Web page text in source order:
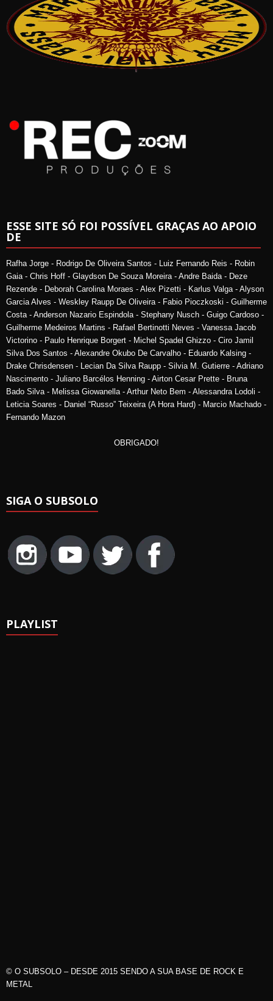
ESSE SITE SÓ FOI POSSÍVEL GRAÇAS AO APOIO
DE
Rafha Jorge - Rodrigo De Oliveira Santos - Luiz Fernando Reis - Robin
Gaia - Chris Hoff - Glaydson De Souza Moreira - Andre Baida - Deze
Rezende - Deborah Carolina Moraes - Alex Pizetti - Karlus Valga - Alyson
Garcia Alves - Weskley Raupp De Oliveira - Fabio Pioczkoski - Guilherme
Costa - Anderson Nazario Espindola - Stephany Nusch - Guigo Cardoso -
Guilherme Medeiros Martins - Rafael Bertinotti Neves - Vanessa Jacob
Victorino - Paulo Henrique Borgert - Michel Spadel Ghizzo - Ciro Jamil
Silva Dos Santos - Alexandre Okubo De Carvalho - Eduardo Kalsing -
Drake Chrisdensen - Lecian Da Silva Raupp - Silvia M. Gutierre - Adriano
Nascimento - Juliano Barcélos Henning - Airton Cesar Prette - Bruna
Bado Silva - Melissa Giowanella - Arthur Neto Bem - Alessandra Lodoli -
Leticia Soares - Daniel “Russo” Teixeira (A Hora Hard) - Marcio Machado -
Fernando Mazon
OBRIGADO!
SIGA O SUBSOLO
PLAYLIST
© O SUBSOLO – DESDE 2015 SENDO A SUA BASE DE ROCK E
METAL